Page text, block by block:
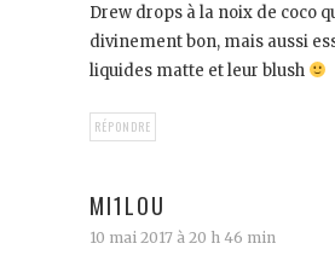
Drew drops à la noix de coco
divinement bon, mais aussi
liquides matte et leur blush
RÉPONDRE
MI1LOU
10 mai 2017 à 20 h 46 min